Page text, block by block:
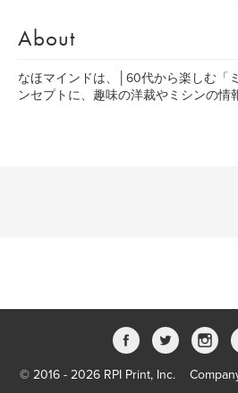
About
なほマインドは、│60代から楽しむ「
ンセプトに、趣味の洋裁やミシンの情
© 2016 - 2026 RPI Print, Inc.